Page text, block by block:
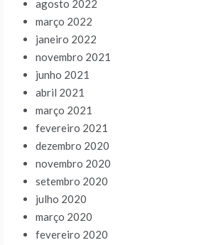
agosto 2022
março 2022
janeiro 2022
novembro 2021
junho 2021
abril 2021
março 2021
fevereiro 2021
dezembro 2020
novembro 2020
setembro 2020
julho 2020
março 2020
fevereiro 2020